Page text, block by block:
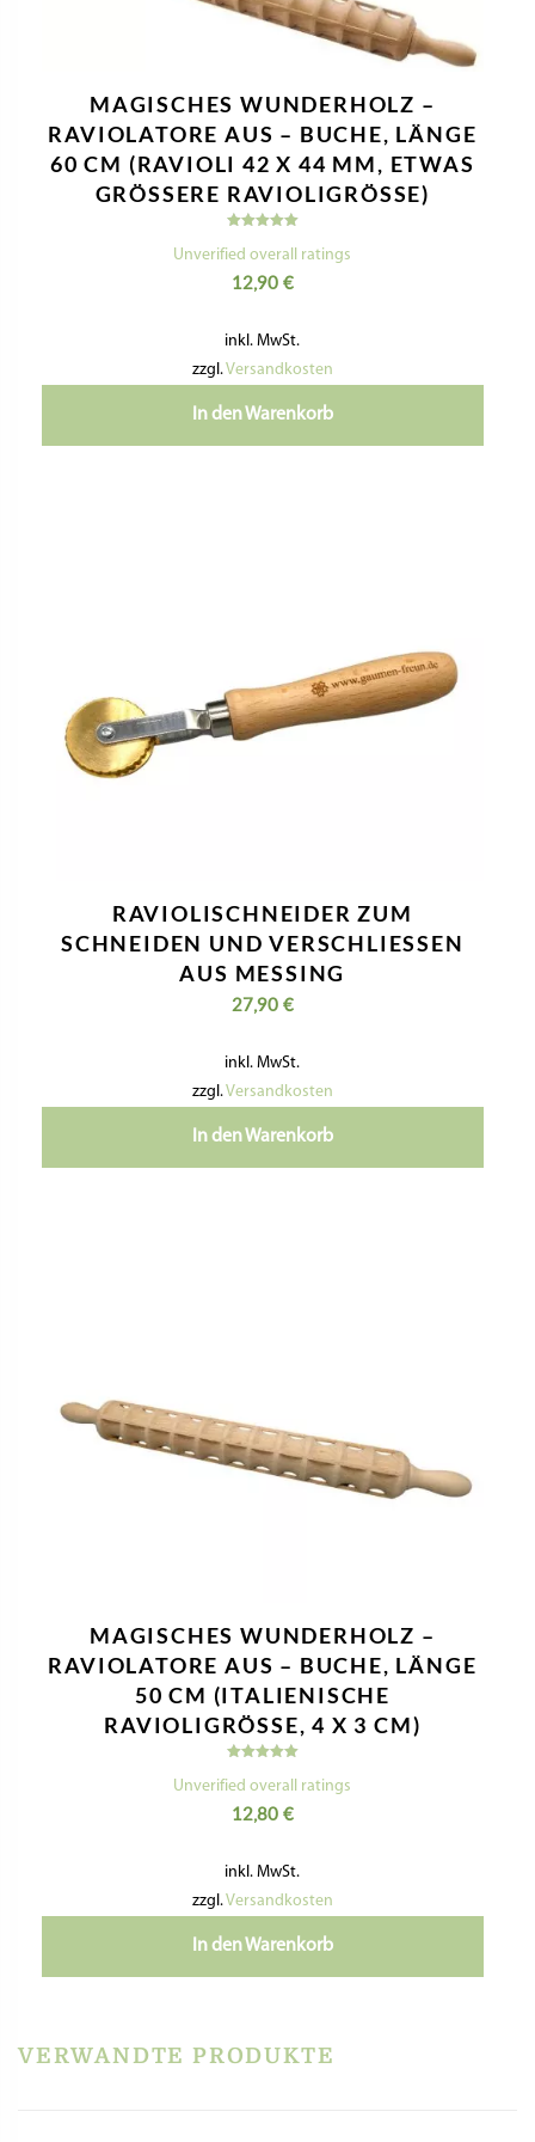
MAGISCHES WUNDERHOLZ –
RAVIOLATORE AUS – BUCHE, LÄNGE
60 CM (RAVIOLI 42 X 44 MM, ETWAS
GRÖSSERE RAVIOLIGRÖSSE)
mit
von 5
Unverified overall ratings
12,90 €
inkl. MwSt.
zzgl.Versandkosten
In den Warenkorb
RAVIOLISCHNEIDER ZUM
SCHNEIDEN UND VERSCHLIESSEN A
US MESSING
27,90 €
inkl. MwSt.
zzgl.Versandkosten
In den Warenkorb
MAGISCHES WUNDERHOLZ –
RAVIOLATORE AUS – BUCHE, LÄNGE
50 CM (ITALIENISCHE
RAVIOLIGRÖSSE, 4 X 3 CM)
mit
von 5
Unverified overall ratings
12,80 €
inkl. MwSt.
zzgl.Versandkosten
In den Warenkorb
VERWANDTE PRODUKTE